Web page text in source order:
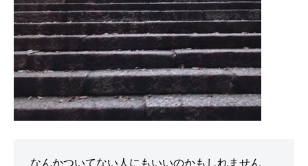
なんかついてない人にもいいのかもしれません